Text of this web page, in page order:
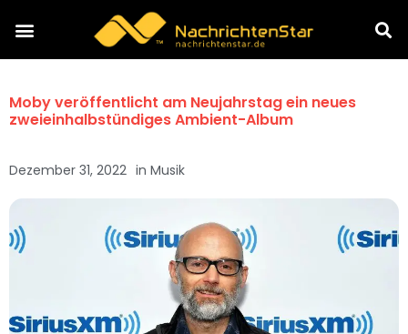
Moby veröffentlicht am Neujahrstag ein neues
zweieinhalbstündiges Ambient-Album
Dezember 31, 2022 in Musik